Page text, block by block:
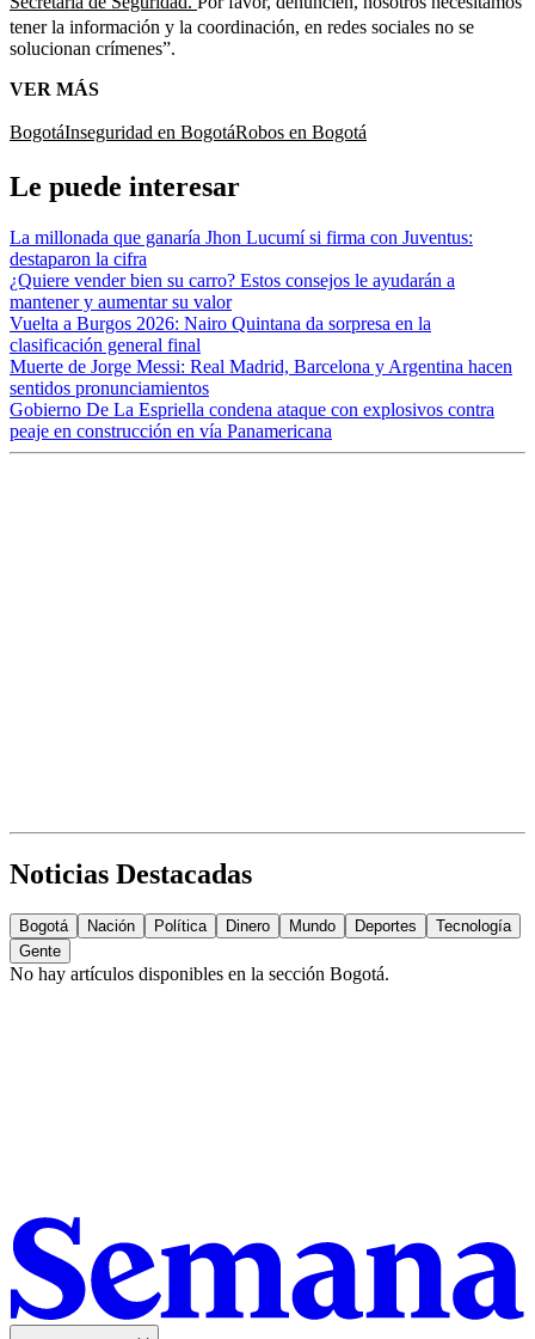
tener la información y la coordinación, en redes sociales no se
solucionan crímenes”.
VER MÁS
BogotáInseguridad en BogotáRobos en Bogotá
Le puede interesar
La millonada que ganaría Jhon Lucumí si firma con Juventus:
destaparon la cifra
¿Quiere vender bien su carro? Estos consejos le ayudarán a
mantener y aumentar su valor
Vuelta a Burgos 2026: Nairo Quintana da sorpresa en la
clasificación general final
Muerte de Jorge Messi: Real Madrid, Barcelona y Argentina hacen
sentidos pronunciamientos
Gobierno De La Espriella condena ataque con explosivos contra
peaje en construcción en vía Panamericana
Noticias Destacadas
Bogotá Nación Política Dinero Mundo Deportes
Tecnología
Gente
No hay artículos disponibles en la sección Bogotá.